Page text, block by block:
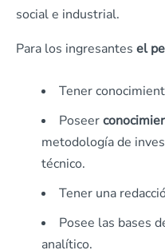
social e industrial.
Para los ingresantes el
Tener
Poseer
metodología de
técnico.
Tener una
Posee las bases
analítico.